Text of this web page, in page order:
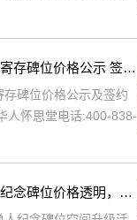
位费用明细及追思厅
长城华人怀思堂室内寄存碑位价格公示 签约立减配套礼包详解
碑位价格公示及签约
人怀思堂电话:400-838-
们生活节奏的加快，
长城华人怀思堂单人纪念碑位价格透明，空间升级活动限时开启：深度解析与优惠策略详解